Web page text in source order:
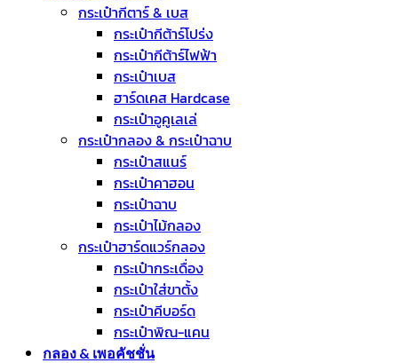
กระเป๋ากีตาร์ & เบส
กระเป๋ากีต้าร์โปร่ง
กระเป๋ากีต้าร์ไฟฟ้า
กระเป๋าเบส
ฮาร์ดเคส Hardcase
กระเป๋าอูคูเลเล่
กระเป๋ากลอง & กระเป๋าฉาบ
กระเป๋าสแนร์
กระเป๋าคาฮอน
กระเป๋าฉาบ
กระเป๋าไม้กลอง
กระเป๋าฮาร์ดแวร์กลอง
กระเป๋ากระเดื่อง
กระเป๋าใส่ขาตั้ง
กระเป๋าคีบอร์ด
กระเป๋าพิณ-แคน
กลอง & เพอคัชชั่น